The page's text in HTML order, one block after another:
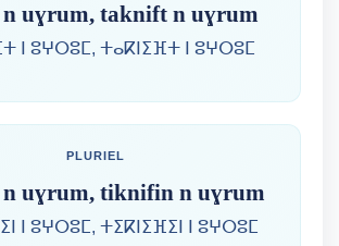
uɣrum, taknift n uɣrum
ⵏ ⵓⵖⵔⵓⵎ, ⵜⴰⴽⵏⵉⴼⵜ ⵏ ⵓⵖⵔⵓⵎ
PLURIEL
uɣrum, tiknifin n uɣrum
ⵏ ⵓⵖⵔⵓⵎ, ⵜⵉⴽⵏⵉⴼⵉⵏ ⵏ ⵓⵖⵔⵓⵎ